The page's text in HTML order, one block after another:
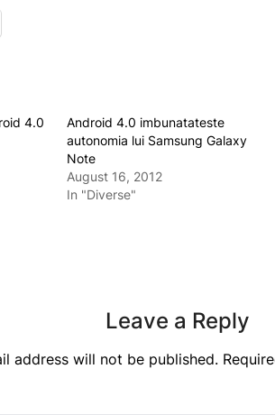
4.0
Android 4.0 imbunatateste
autonomia lui Samsung Galaxy
Note
August 16, 2012
In "Diverse"
Leave a Reply
address will not be published.